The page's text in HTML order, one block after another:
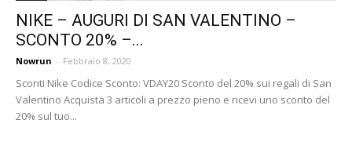
NIKE – AUGURI DI SAN VALENTINO –
SCONTO 20% –...
Nowrun - Febbraio 8, 2020
Sconti Nike Codice Sconto: VDAY20 Sconto del 20% sui regali di San
Valentino Acquista 3 articoli a prezzo pieno e ricevi uno sconto del
20% sul tuo...